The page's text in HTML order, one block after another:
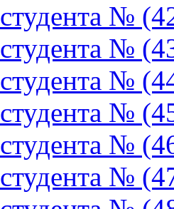
№
№
№
№
№
№